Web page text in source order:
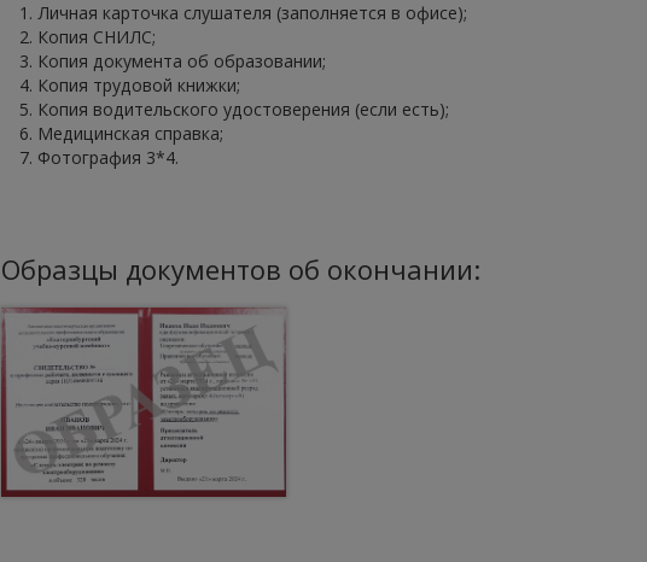
Личная карточка слушателя (заполняется в офисе);
Копия СНИЛС;
Копия документа об образовании;
Копия трудовой книжки;
Копия водительского удостоверения (если есть);
Медицинская справка;
Фотография 3*4.
Образцы документов об окончании: